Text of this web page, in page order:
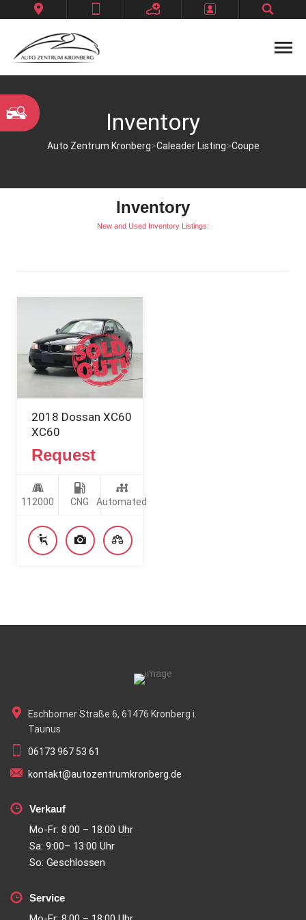
Datenschutzerklärung
Impressum
Kontakt
Inventory
Auto Zentrum Kronberg>Caleader Listing>Coupe
Inventory
New and Used Inventory Listings:
2018 Dossan XC60
XC60
Request
112000 CNG Automated
Eschborner Straße 6, 61476 Kronberg i.
Taunus
06173 967 53 61
kontakt@autozentrumkronberg.de
Verkauf
Mo-Fr: 8:00 – 18:00 Uhr
Sa: 9:00– 13:00 Uhr
So: Geschlossen
Service